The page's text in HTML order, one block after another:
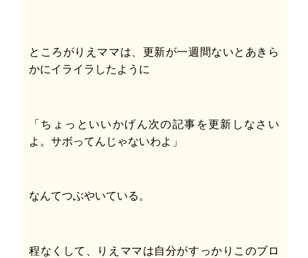
ところがりえママは、更新が一週間ないとあきら
かにイライラしたように
「ちょっといいかげん次の記事を更新しなさい
よ。サボってんじゃないわよ」
なんてつぶやいている。
程なくして、りえママは自分がすっかりこのブロ